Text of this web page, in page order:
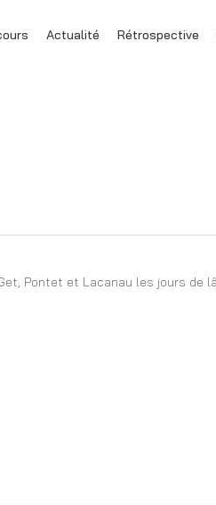
Actualité Rétrospective
Pontet et Lacanau les jours de